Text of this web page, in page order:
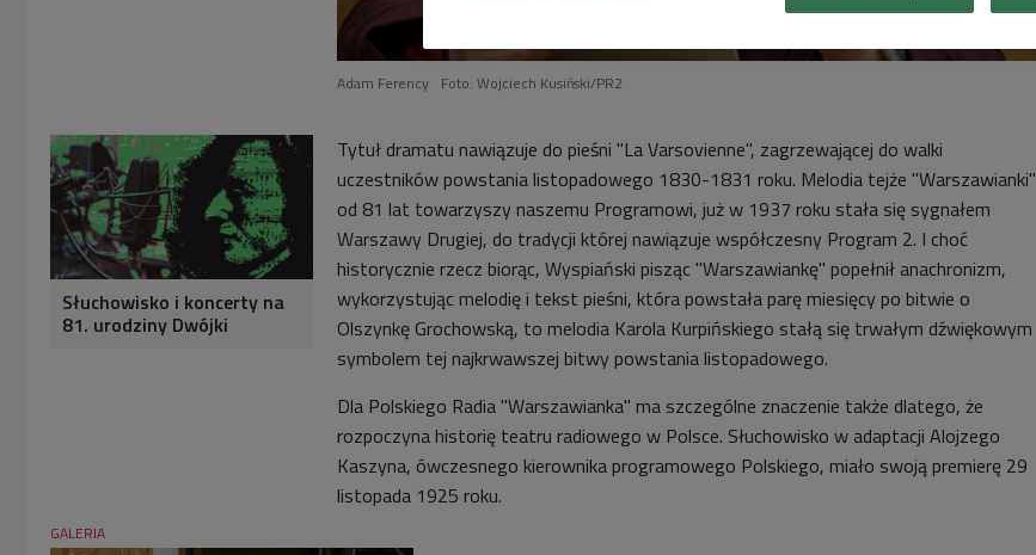
Adam Ferency Foto: Wojciech Kusiński/PR2
Słuchowisko i koncerty na
81. urodziny Dwójki
Tytuł dramatu nawiązuje do pieśni "La Varsovienne", zagrzewającej do walki
uczestników powstania listopadowego 1830-1831 roku. Melodia tejże "Warszawianki"
od 81 lat towarzyszy naszemu Programowi, już w 1937 roku stała się sygnałem
Warszawy Drugiej, do tradycji której nawiązuje współczesny Program 2. I choć
historycznie rzecz biorąc, Wyspiański pisząc "Warszawiankę" popełnił anachronizm,
wykorzystując melodię i tekst pieśni, która powstała parę miesięcy po bitwie o
Olszynkę Grochowską, to melodia Karola Kurpińskiego stałą się trwałym dźwiękowym
symbolem tej najkrwawszej bitwy powstania listopadowego.
Dla Polskiego Radia "Warszawianka" ma szczególne znaczenie także dlatego, że
rozpoczyna historię teatru radiowego w Polsce. Słuchowisko w adaptacji Alojzego
Kaszyna, ówczesnego kierownika programowego Polskiego, miało swoją premierę 29
listopada 1925 roku.
GALERIA